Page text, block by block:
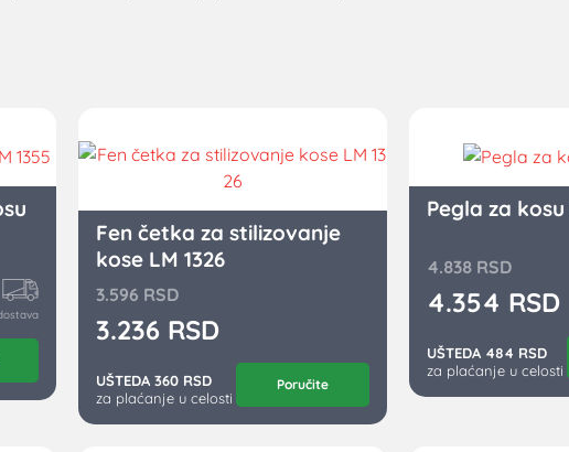
Fen četka za stilizovanje
kose LM 1326
3.596 RSD
3.236 RSD
UŠTEDA 360 RSD
za plaćanje u celosti
Poručite
Pegla za kosu
4.838 RSD
4.354 RSD
UŠTEDA 484 RSD
za plaćanje u celosti